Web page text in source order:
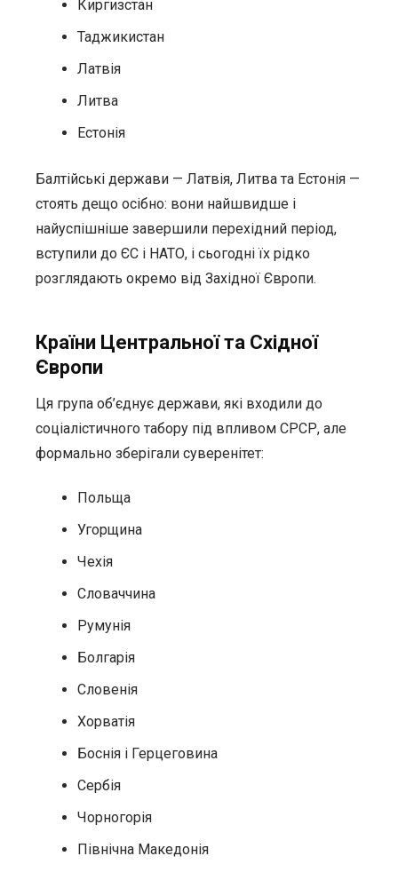
Киргизстан
Таджикистан
Латвія
Литва
Естонія
Балтійські держави — Латвія, Литва та Естонія —
стоять дещо осібно: вони найшвидше і
найуспішніше завершили перехідний період,
вступили до ЄС і НАТО, і сьогодні їх рідко
розглядають окремо від Західної Європи.
Країни Центральної та Східної
Європи
Ця група об’єднує держави, які входили до
соціалістичного табору під впливом СРСР, але
формально зберігали суверенітет:
Польща
Угорщина
Чехія
Словаччина
Румунія
Болгарія
Словенія
Хорватія
Боснія і Герцеговина
Сербія
Чорногорія
Північна Македонія